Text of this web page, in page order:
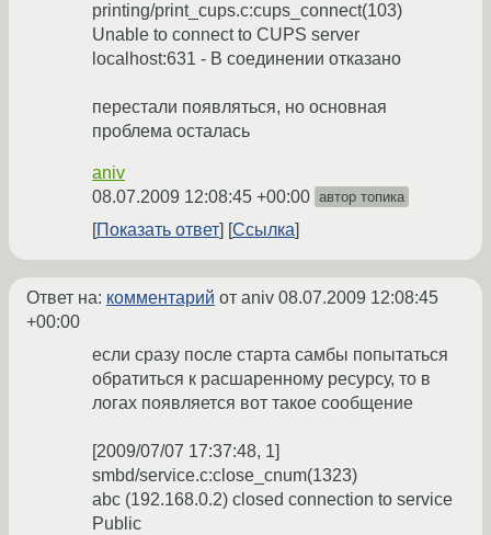
printing/print_cups.c:cups_connect(103)
Unable to connect to CUPS server
localhost:631 - В соединении отказано
перестали появляться, но основная
проблема осталась
aniv
08.07.2009 12:08:45 +00:00 автор топика
Показать ответ Ссылка
Ответ на: комментарий от aniv 08.07.2009 12:08:45
+00:00
если сразу после старта самбы попытаться
обратиться к расшаренному ресурсу, то в
логах появляется вот такое сообщение
[2009/07/07 17:37:48, 1]
smbd/service.c:close_cnum(1323)
abc (192.168.0.2) closed connection to service
Public